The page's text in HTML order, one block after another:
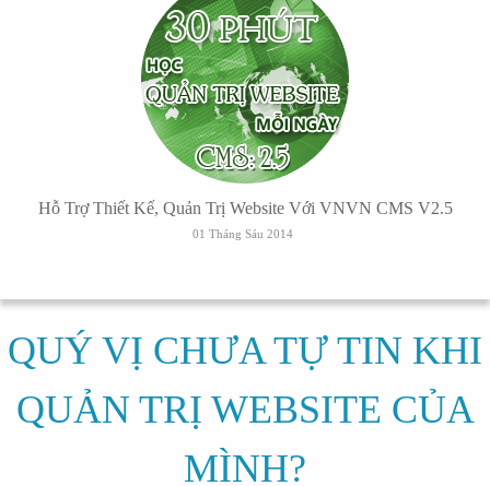
Hỗ Trợ Thiết Kế, Quản Trị Website Với VNVN CMS V2.5
01 Tháng Sáu 2014
QUÝ VỊ CHƯA TỰ TIN KHI
QUẢN TRỊ WEBSITE CỦA
MÌNH?